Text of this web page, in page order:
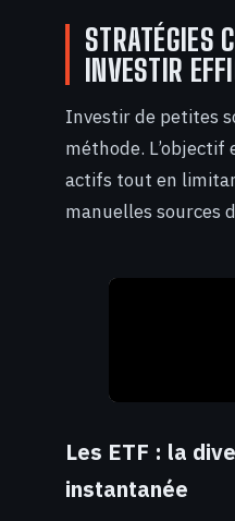
STRATÉGIES
INVESTIR
Investir de petites
méthode. L’objectif
actifs tout en
manuelles sources
Les ETF : la
instantanée